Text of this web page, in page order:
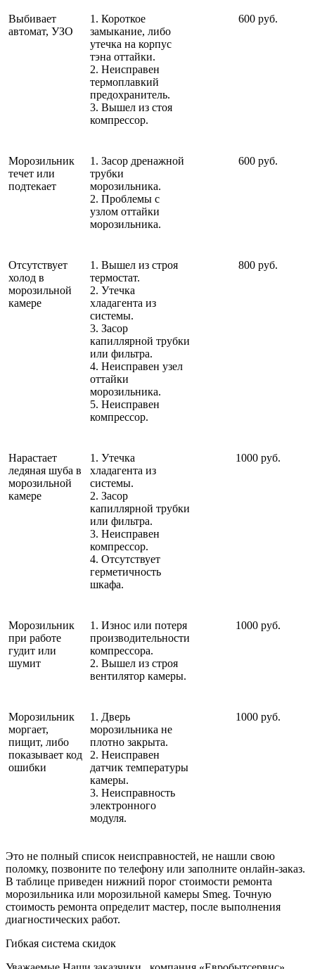
Выбивает
автомат, УЗО
1. Короткое
замыкание, либо
утечка на корпус
тэна оттайки.
2. Неисправен
термоплавкий
предохранитель.
3. Вышел из стоя
компрессор.
600 руб.
Морозильник
течет или
подтекает
1. Засор дренажной
трубки
морозильника.
2. Проблемы с
узлом оттайки
морозильника.
600 руб.
Отсутствует
холод в
морозильной
камере
1. Вышел из строя
термостат.
2. Утечка
хладагента из
системы.
3. Засор
капиллярной трубки
или фильтра.
4. Неисправен узел
оттайки
морозильника.
5. Неисправен
компрессор.
800 руб.
Нарастает
ледяная шуба в
морозильной
камере
1. Утечка
хладагента из
системы.
2. Засор
капиллярной трубки
или фильтра.
3. Неисправен
компрессор.
4. Отсутствует
герметичность
шкафа.
1000 руб.
Морозильник
при работе
гудит или
шумит
1. Износ или потеря
производительности
компрессора.
2. Вышел из строя
вентилятор камеры.
1000 руб.
Морозильник
моргает,
пищит, либо
показывает код
ошибки
1. Дверь
морозильника не
плотно закрыта.
2. Неисправен
датчик температуры
камеры.
3. Неисправность
электронного
модуля.
1000 руб.
Это не полный список неисправностей, не нашли свою
поломку, позвоните по телефону или заполните онлайн-заказ.
В таблице приведен нижний порог стоимости ремонта
морозильника или морозильной камеры Smeg. Точную
стоимость ремонта определит мастер, после выполнения
диагностических работ.
Гибкая система скидок